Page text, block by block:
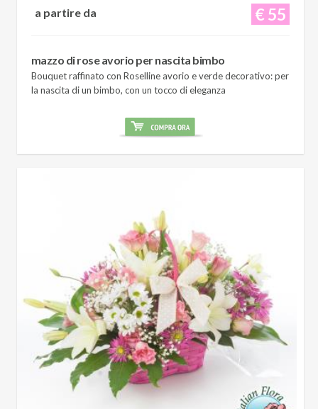
€ 55
a partire da
mazzo di rose avorio per nascita bimbo
Bouquet raffinato con Roselline avorio e verde decorativo: per
la nascita di un bimbo, con un tocco di eleganza